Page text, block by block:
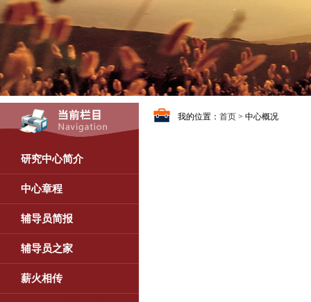
研究中心简介
中心章程
辅导员简报
辅导员之家
薪火相传
我的位置： 首页 > 中心概况